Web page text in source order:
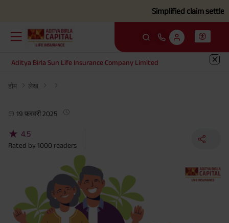
Simplified claim
Aditya Birla Sun Life Insurance Company Limited
होम लेख
19 फ़रवरी 2025
★ 4.5
Rated by 1000 readers